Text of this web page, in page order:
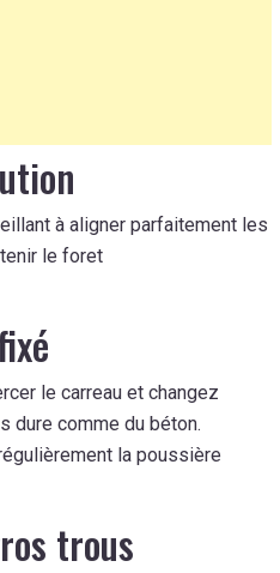
à aligner parfaitement les
le foret
le carreau et changez
dure comme du béton.
la poussière
trous